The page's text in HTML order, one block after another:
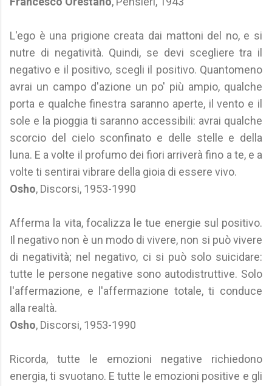
L'ego è una prigione creata dai mattoni del no, e si
nutre di negatività. Quindi, se devi scegliere tra il
negativo e il positivo, scegli il positivo. Quantomeno
avrai un campo d'azione un po' più ampio, qualche
porta e qualche finestra saranno aperte, il vento e il
sole e la pioggia ti saranno accessibili: avrai qualche
scorcio del cielo sconfinato e delle stelle e della
luna. E a volte il profumo dei fiori arriverà fino a te, e a
volte ti sentirai vibrare della gioia di essere vivo.
Osho, Discorsi, 1953-1990
Afferma la vita, focalizza le tue energie sul positivo.
Il negativo non è un modo di vivere, non si può vivere
di negatività; nel negativo, ci si può solo suicidare:
tutte le persone negative sono autodistruttive. Solo
l'affermazione, e l'affermazione totale, ti conduce
alla realtà.
Osho, Discorsi, 1953-1990
Ricorda, tutte le emozioni negative richiedono
energia, ti svuotano. E tutte le emozioni positive e gli